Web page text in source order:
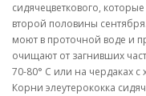
сидячецветкового,
второй половины
моют в проточной воде и
очищают от загнивших
70-80° С или на чердаках
Корни элеутерококка